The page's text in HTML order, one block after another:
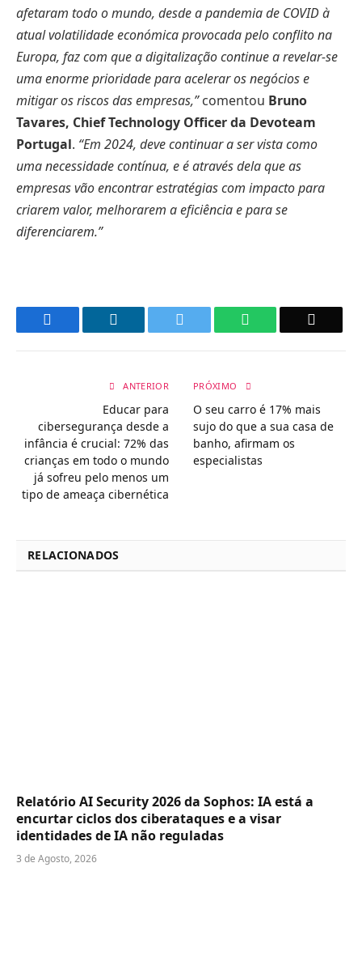
afetaram todo o mundo, desde a pandemia de COVID à
atual volatilidade económica provocada pelo conflito na
Europa, faz com que a digitalização continuea revelar-se
uma enormeprioridade para acelerarosnegóciose
mitigaros riscosdas empresas,”comentou Bruno
Tavares, Chief Technology Officer da Devoteam
Portugal. “Em 2024, devecontinuar aser vista como
uma necessidadecontínua, e é através delaque as
empresasvãoencontrarestratégias com impacto para
criarem valor, melhorarem a eficiência e para se
diferenciarem.”
WhatsApp
ANTERIOR
Educar para
cibersegurança desde a
infância é crucial: 72% das
crianças em todo o mundo
já sofreu pelo menos um
tipo de ameaça cibernética
PRÓXIMO
O seu carro é 17% mais
sujo do que a sua casa de
banho, afirmam os
especialistas
RELACIONADOS
Relatório AI Security 2026 da Sophos: IA está a
encurtar ciclos dos ciberataques e a visar
identidades de IA não reguladas
3 de Agosto, 2026